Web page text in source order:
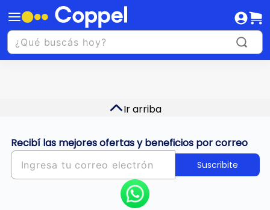
Ir arriba
Recibí las mejores ofertas y beneficios por correo
Suscribite